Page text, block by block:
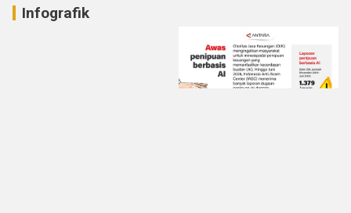
Infografik